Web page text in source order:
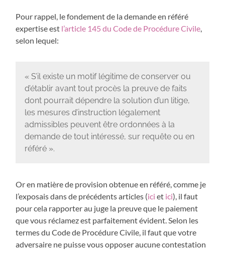
Pour rappel, le fondement de la demande en référé
expertise est l’article 145 du Code de Procédure Civile,
selon lequel:
« S’il existe un motif légitime de conserver ou
d’établir avant tout procès la preuve de faits
dont pourrait dépendre la solution d’un litige,
les mesures d’instruction légalement
admissibles peuvent être ordonnées à la
demande de tout intéressé, sur requête ou en
référé ».
Or en matière de provision obtenue en référé, comme je
l’exposais dans de précédents articles (ici et ici), il faut
pour cela rapporter au juge la preuve que le paiement
que vous réclamez est parfaitement évident. Selon les
termes du Code de Procédure Civile, il faut que votre
adversaire ne puisse vous opposer aucune contestation